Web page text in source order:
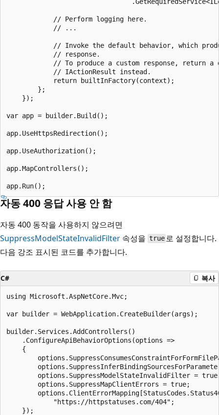
            // Perform logging here.
            // ...
// Invoke the default behavior, which
            // response.
// To produce a custom response, return
            // IActionResult instead.
            return builtInFactory(context);
        };
    });
var app = builder.Build();
app.UseHttpsRedirection();
app.UseAuthorization();
app.MapControllers();
자동 400 응답 사용 안 함
자동 400 동작을 사용하지 않으려면
SuppressModelStateInvalidFilter 속성을 true 로 설정합니다.
다음 강조 표시된 코드를 추가합니다.
C# 복사
using Microsoft.AspNetCore.Mvc;
var builder = WebApplication.CreateBuilder(args);
builder.Services.AddControllers()
    .ConfigureApiBehaviorOptions(options =>
    {
options.SuppressModelStateInvalidFilter =
        options.SuppressMapClientErrors = true;
            "https://httpstatuses.com/404";
    });